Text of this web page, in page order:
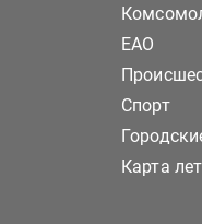
ЕАО
Спорт
Карта